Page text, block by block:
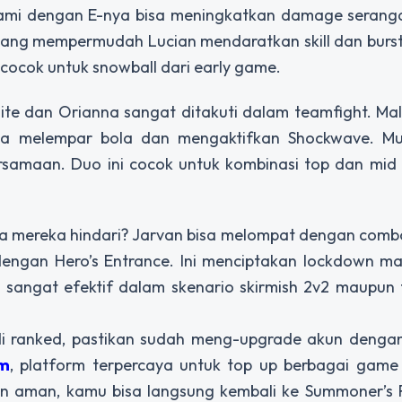
dengan E-nya bisa meningkatkan damage
mempermudah Lucian mendaratkan skill dan
untuk snowball dari early game.
dan Orianna sangat ditakuti dalam teamfight.
melempar bola dan mengaktifkan Shockwave.
Duo ini cocok untuk kombinasi top dan
hindari? Jarvan bisa melompat dengan
Hero’s Entrance. Ini menciptakan lockdown
efektif dalam skenario skirmish 2v2
pastikan sudah meng-upgrade akun
, platform terpercaya untuk top up berbagai game
kamu bisa langsung kembali ke